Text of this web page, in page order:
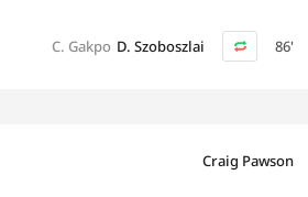
86'
D. Szoboszlai
C. Gakpo
Craig Pawson